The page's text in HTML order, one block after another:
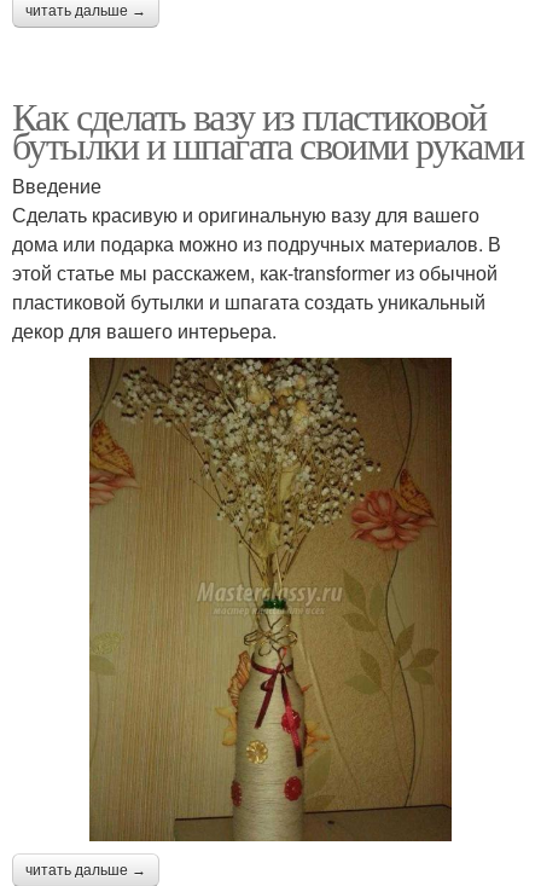
читать дальше →
Как сделать вазу из пластиковой
бутылки и шпагата своими руками
Введение
Сделать красивую и оригинальную вазу для вашего
дома или подарка можно из подручных материалов. В
этой статье мы расскажем, как-transformer из обычной
пластиковой бутылки и шпагата создать уникальный
декор для вашего интерьера.
читать дальше →